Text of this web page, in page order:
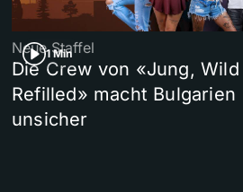
1 Min
Neue Staffel
Die Crew von «Jung, Wild
Refilled» macht Bulgarien
unsicher